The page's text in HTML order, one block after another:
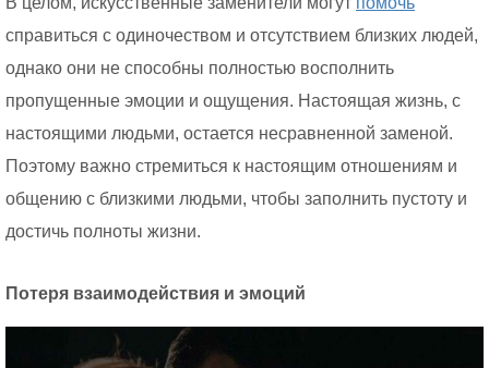
справиться с одиночеством и отсутствием близких людей,
однако они не способны полностью восполнить
пропущенные эмоции и ощущения. Настоящая жизнь, с
настоящими людьми, остается несравненной заменой.
Поэтому важно стремиться к настоящим отношениям и
общению с близкими людьми, чтобы заполнить пустоту и
достичь полноты жизни.
Потеря взаимодействия и эмоций